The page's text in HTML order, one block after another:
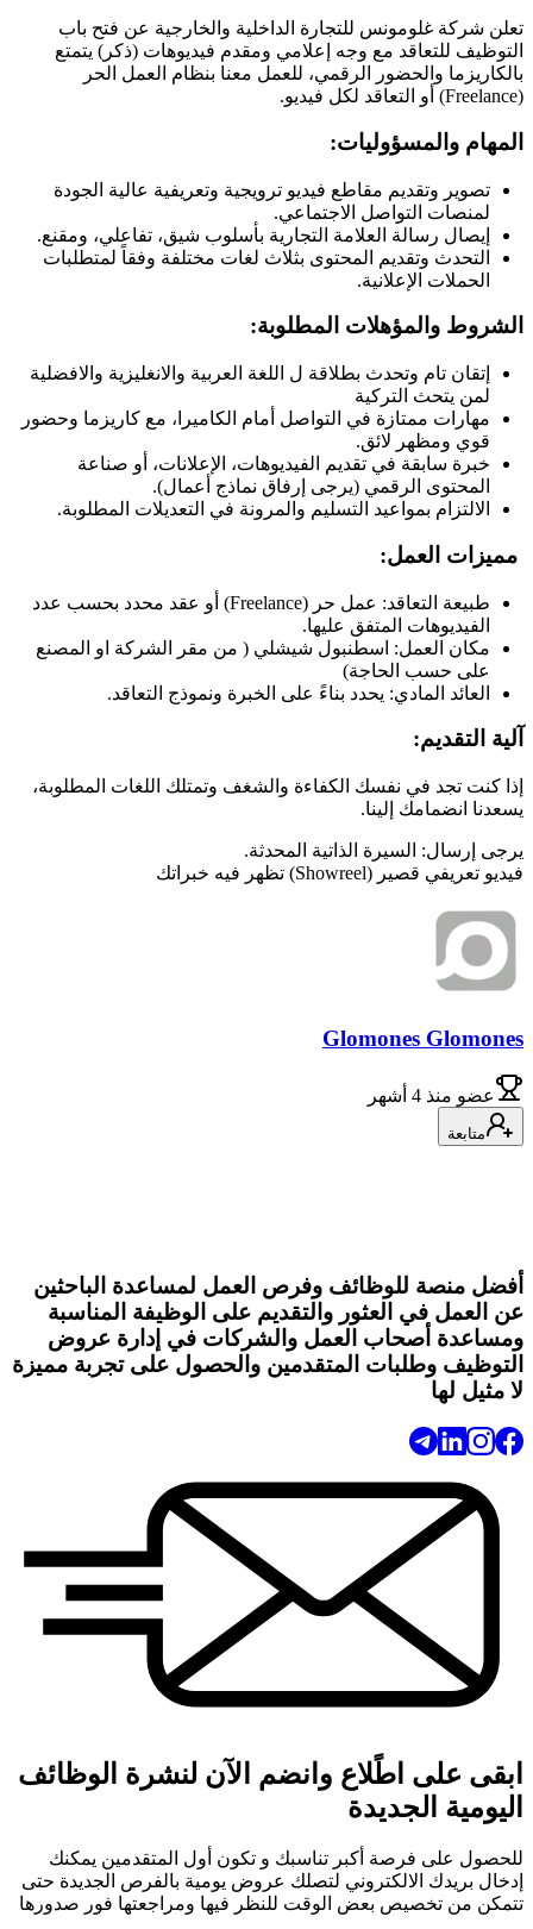
تعلن شركة غلومونس للتجارة الداخلية والخارجية عن فتح باب
التوظيف للتعاقد مع وجه إعلامي ومقدم فيديوهات (ذكر) يتمتع
بالكاريزما والحضور الرقمي، للعمل معنا بنظام العمل الحر
(Freelance) أو التعاقد لكل فيديو.
المهام والمسؤوليات:
تصوير وتقديم مقاطع فيديو ترويجية وتعريفية عالية الجودة
لمنصات التواصل الاجتماعي.
إيصال رسالة العلامة التجارية بأسلوب شيق، تفاعلي، ومقنع.
التحدث وتقديم المحتوى بثلاث لغات مختلفة وفقاً لمتطلبات
الحملات الإعلانية.
الشروط والمؤهلات المطلوبة:
إتقان تام وتحدث بطلاقة ل اللغة العربية والانغليزية والافضلية
لمن يتحث التركية
مهارات ممتازة في التواصل أمام الكاميرا، مع كاريزما وحضور
قوي ومظهر لائق.
خبرة سابقة في تقديم الفيديوهات، الإعلانات، أو صناعة
المحتوى الرقمي (يرجى إرفاق نماذج أعمال).
الالتزام بمواعيد التسليم والمرونة في التعديلات المطلوبة.
مميزات العمل:
طبيعة التعاقد: عمل حر (Freelance) أو عقد محدد بحسب عدد
الفيديوهات المتفق عليها.
مكان العمل: اسطنبول شيشلي ( من مقر الشركة او المصنع
على حسب الحاجة)
العائد المادي: يحدد بناءً على الخبرة ونموذج التعاقد.
آلية التقديم:
إذا كنت تجد في نفسك الكفاءة والشغف وتمتلك اللغات المطلوبة،
يسعدنا انضمامك إلينا.
يرجى إرسال: السيرة الذاتية المحدثة.
فيديو تعريفي قصير (Showreel) تظهر فيه خبراتك
Glomones Glomones
عضو منذ 4 أشهر
متابعة
أفضل منصة للوظائف وفرص العمل لمساعدة الباحثين
عن العمل في العثور والتقديم على الوظيفة المناسبة
ومساعدة أصحاب العمل والشركات في إدارة عروض
التوظيف وطلبات المتقدمين والحصول على تجربة مميزة
لا مثيل لها
ابقى على اطًلاع وانضم الآن لنشرة الوظائف
اليومية الجديدة
للحصول على فرصة أكبر تناسبك و تكون أول المتقدمين يمكنك
إدخال بريدك الالكتروني لتصلك عروض يومية بالفرص الجديدة حتى
تتمكن من تخصيص بعض الوقت للنظر فيها ومراجعتها فور صدورها